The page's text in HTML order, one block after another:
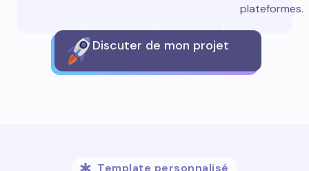
plateformes.
Discuter de mon projet
Template personnalisé